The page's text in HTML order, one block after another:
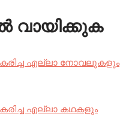
വായിക്കുക
എല്ലാ നോവലുകളും
എല്ലാ കഥകളും